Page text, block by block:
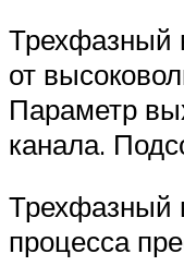
Трехфазный
от
Параметр
канала.
Трехфазный
процесса